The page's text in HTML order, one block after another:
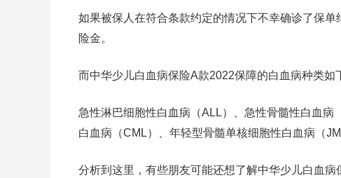
如果被保人在符合条款约定的情况下不幸确诊了保
险金。
而中华少儿白血病保险A款2022保障的白血病种类如
急性淋巴细胞性白血病（ALL）、急性骨髓性白血
白血病（CML）、年轻型骨髓单核细胞性白血病（
分析到这里，有些朋友可能还想了解中华少儿白血